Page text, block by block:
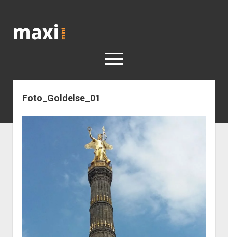
open
Berlin
Reisen
Kunst
Geschichte
menu
Geschichte der Stadt Berlin
Impressum
Foto_Goldelse_01